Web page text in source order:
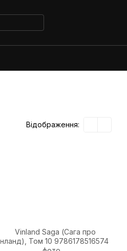
Відображення: